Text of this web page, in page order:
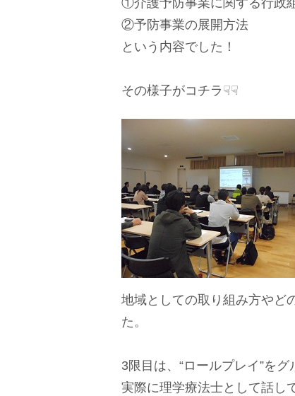
①介護予防事業に関する行政
②予防事業の展開方法
という内容でした！
その様子がコチラ☟☟
地域としての取り組み方やど
た。
3限目は、“ロールプレイ”を
実際に理学療法士として話し